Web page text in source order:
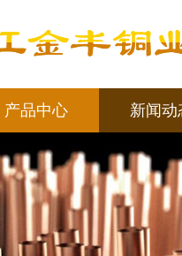
产品中心 新闻动